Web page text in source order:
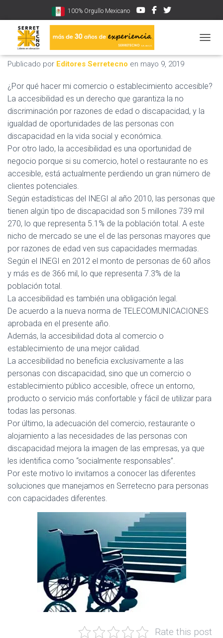
100% Orgullo Mexicano
Accesibilidad comercial
Publicado por Editores Serretecno en mayo 9, 2019
¿Por qué hacer mi comercio o establecimiento accesible?
La accesibilidad es un derecho que garantiza la no
discriminación por razones de edad o discapacidad, y la
igualdad de oportunidades de las personas con
discapacidad en la vida social y económica.
Por otro lado, la accesibilidad es una oportunidad de
negocio porque si su comercio, hotel o restaurante no es
accesible, está actualmente perdiendo un gran número de
clientes potenciales.
Según estadísticas del INEGI al año 2010, las personas que
tienen algún tipo de discapacidad son 5 millones 739 mil
270, lo que representa 5.1% de la población total. A este
nicho de mercado se une el de las personas mayores que
por razones de edad ven sus capacidades mermadas.
Según el INEGI en 2012 el monto de personas de 60 años
y más es de 366 mil, lo que representa 7.3% de la
población total.
La accesibilidad es también una obligación legal.
De acuerdo a la nueva norma de TELECOMUNICACIONES
aprobada en el presente año.
Además, la accesibilidad dota al comercio o
establecimiento de una mejor calidad.
La accesibilidad no beneficia exclusivamente a las
personas con discapacidad, sino que un comercio o
establecimiento público accesible, ofrece un entorno,
producto o servicio más confortable y fácil de utilizar para
todas las personas.
Por último, la adecuación del comercio, restaurante o
alojamiento a las necesidades de las personas con
discapacidad mejora la imagen de las empresas, ya que
les identifica como “socialmente responsables”.
Por este motivo lo invitamos a conocer las diferentes
soluciones que manejamos en Serretecno para personas
con capacidades diferentes.
Rate this post